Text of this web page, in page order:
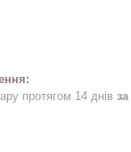
протягом 14 днів